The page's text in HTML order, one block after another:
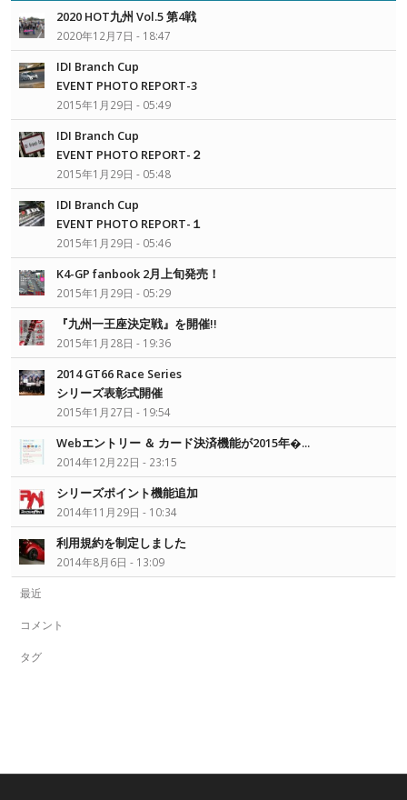
2020 HOT九州 Vol.5 第4戦
2020年12月7日 - 18:47
IDI Branch Cup
EVENT PHOTO REPORT-3
2015年1月29日 - 05:49
IDI Branch Cup
EVENT PHOTO REPORT-２
2015年1月29日 - 05:48
IDI Branch Cup
EVENT PHOTO REPORT-１
2015年1月29日 - 05:46
K4-GP fanbook 2月上旬発売！
2015年1月29日 - 05:29
『九州一王座決定戦』を開催!!
2015年1月28日 - 19:36
2014 GT66 Race Series
シリーズ表彰式開催
2015年1月27日 - 19:54
Webエントリー ＆ カード決済機能が2015年�...
2014年12月22日 - 23:15
シリーズポイント機能追加
2014年11月29日 - 10:34
利用規約を制定しました
2014年8月6日 - 13:09
最近
コメント
タグ